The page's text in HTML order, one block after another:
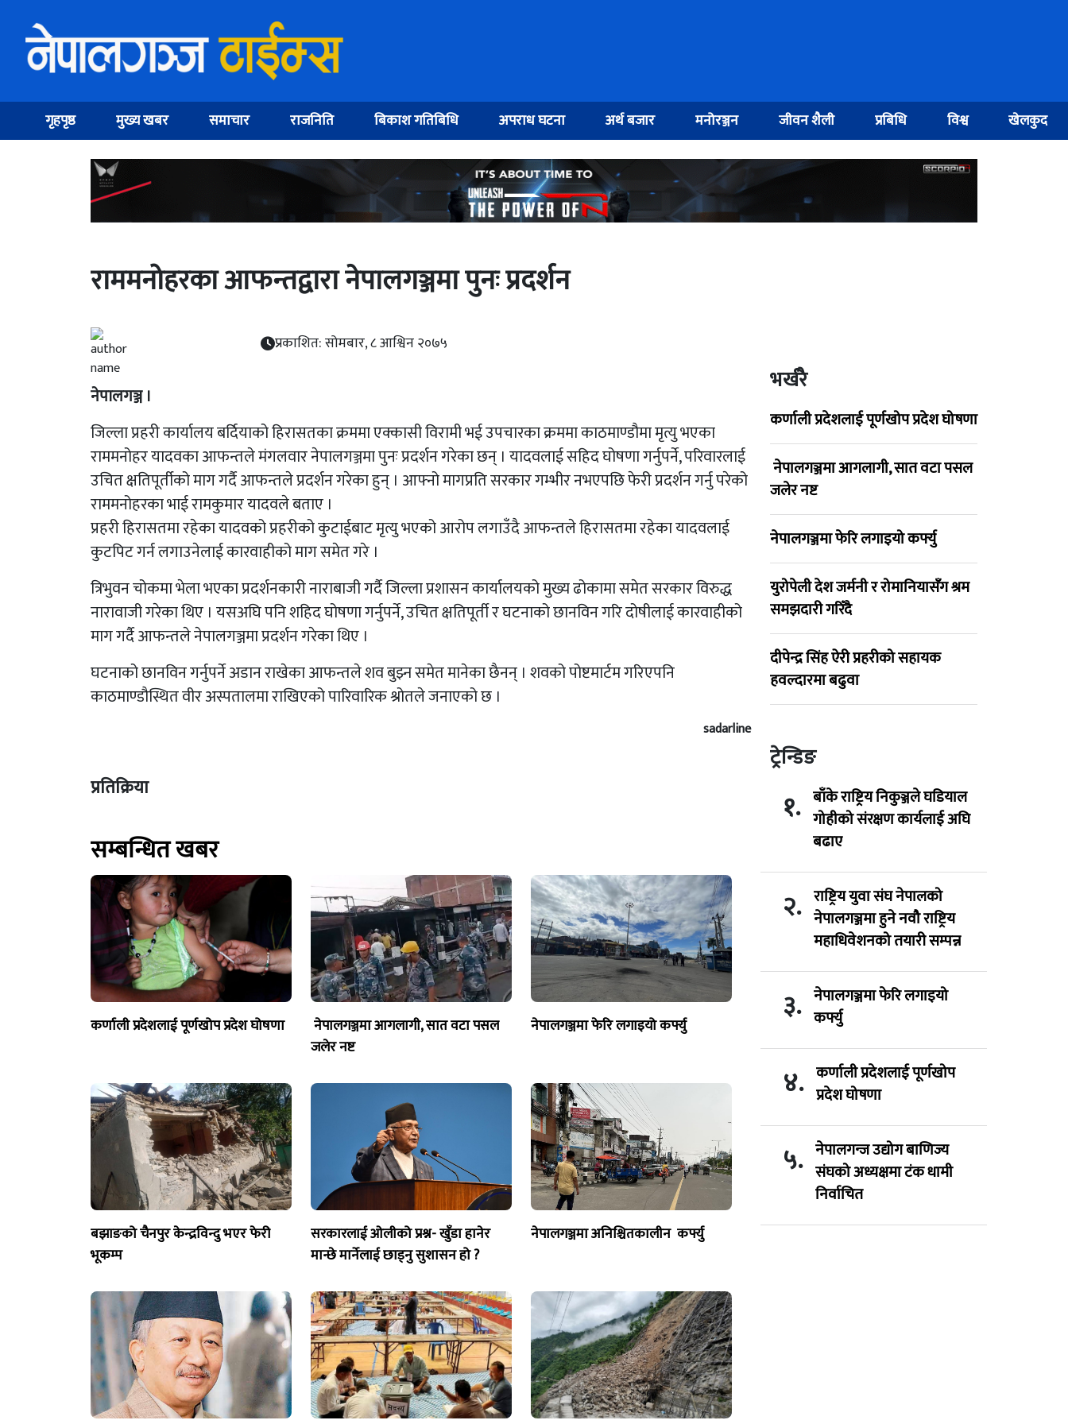
गृहपृष्ठ मुख्य खबर समाचार राजनिति बिकाश गतिबिधि अपराध घटना अर्थ बजार मनोरञ्जन जीवन शैली प्रबिधि विश्व खेलकुद
राममनोहरका आफन्तद्वारा नेपालगञ्जमा पुनः प्रदर्शन
प्रकाशित: सोमबार, ८ आश्विन २०७५
नेपालगञ्ज ।
जिल्ला प्रहरी कार्यालय बर्दियाको हिरासतका क्रममा एक्कासी विरामी भई उपचारका क्रममा काठमाण्डौमा मृत्यु भएका
राममनोहर यादवका आफन्तले मंगलवार नेपालगञ्जमा पुनः प्रदर्शन गरेका छन् । यादवलाई सहिद घोषणा गर्नुपर्ने, परिवारलाई
उचित क्षतिपूर्तीको माग गर्दै आफन्तले प्रदर्शन गरेका हुन् । आफ्नो मागप्रति सरकार गम्भीर नभएपछि फेरी प्रदर्शन गर्नु परेको
राममनोहरका भाई रामकुमार यादवले बताए ।
प्रहरी हिरासतमा रहेका यादवको प्रहरीको कुटाईबाट मृत्यु भएको आरोप लगाउँदै आफन्तले हिरासतमा रहेका यादवलाई
कुटपिट गर्न लगाउनेलाई कारवाहीको माग समेत गरे ।
त्रिभुवन चोकमा भेला भएका प्रदर्शनकारी नाराबाजी गर्दै जिल्ला प्रशासन कार्यालयको मुख्य ढोकामा समेत सरकार विरुद्ध
नारावाजी गरेका थिए । यसअघि पनि शहिद घोषणा गर्नुपर्ने, उचित क्षतिपूर्ती र घटनाको छानविन गरि दोषीलाई कारवाहीको
माग गर्दै आफन्तले नेपालगञ्जमा प्रदर्शन गरेका थिए ।
घटनाको छानविन गर्नुपर्ने अडान राखेका आफन्तले शव बुझ्न समेत मानेका छैनन् । शवको पोष्टमार्टम गरिएपनि
काठमाण्डौस्थित वीर अस्पतालमा राखिएको पारिवारिक श्रोतले जनाएको छ ।
sadarline
प्रतिक्रिया
सम्बन्धित खबर
कर्णाली प्रदेशलाई पूर्णखोप प्रदेश घोषणा
नेपालगञ्जमा आगलागी, सात वटा पसल
जलेर नष्ट
नेपालगञ्जमा फेरि लगाइयो कर्फ्यु
बझाङको चैनपुर केन्द्रविन्दु भएर फेरी
भूकम्प
सरकारलाई ओलीको प्रश्न- खुँडा हानेर
मान्छे मार्नेलाई छाड्नु सुशासन हो ?
नेपालगञ्जमा अनिश्चितकालीन कर्फ्यु
भर्खरै
कर्णाली प्रदेशलाई पूर्णखोप प्रदेश घोषणा
नेपालगञ्जमा आगलागी, सात वटा पसल
जलेर नष्ट
नेपालगञ्जमा फेरि लगाइयो कर्फ्यु
युरोपेली देश जर्मनी र रोमानियासँग श्रम
समझदारी गरिँदै
दीपेन्द्र सिंह ऐरी प्रहरीको सहायक
हवल्दारमा बढुवा
ट्रेन्डिङ
१. बाँके राष्ट्रिय निकुञ्जले घडियाल
गोहीको संरक्षण कार्यलाई अघि
बढाए
२. राष्ट्रिय युवा संघ नेपालको
नेपालगञ्जमा हुने नवौ राष्ट्रिय
महाधिवेशनको तयारी सम्पन्न
३. नेपालगञ्जमा फेरि लगाइयो
कर्फ्यु
४. कर्णाली प्रदेशलाई पूर्णखोप
प्रदेश घोषणा
५. नेपालगन्ज उद्योग बाणिज्य
संघको अध्यक्षमा टंक धामी
निर्वाचित